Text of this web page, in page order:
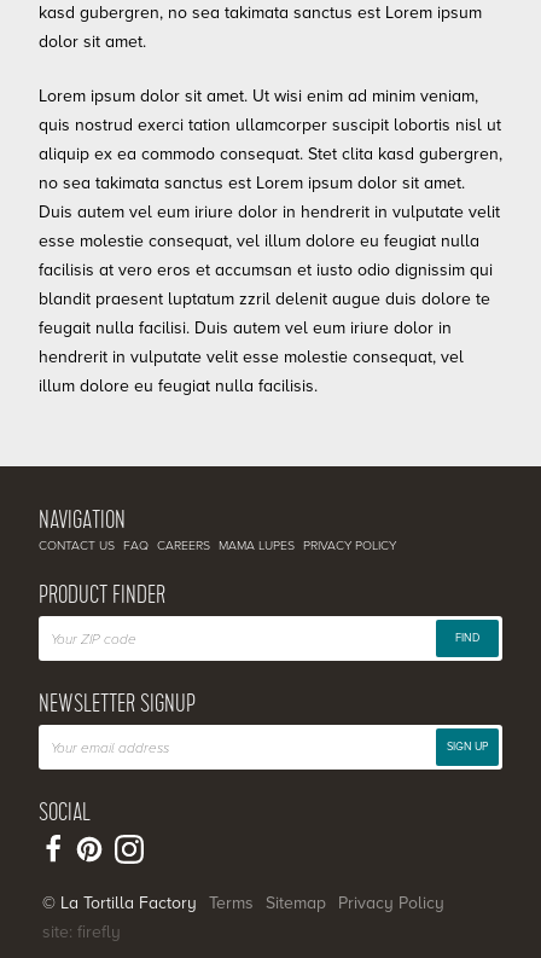
kasd gubergren, no sea takimata sanctus est Lorem ipsum
dolor sit amet.
Lorem ipsum dolor sit amet. Ut wisi enim ad minim veniam,
quis nostrud exerci tation ullamcorper suscipit lobortis nisl ut
aliquip ex ea commodo consequat. Stet clita kasd gubergren,
no sea takimata sanctus est Lorem ipsum dolor sit amet.
Duis autem vel eum iriure dolor in hendrerit in vulputate velit
esse molestie consequat, vel illum dolore eu feugiat nulla
facilisis at vero eros et accumsan et iusto odio dignissim qui
blandit praesent luptatum zzril delenit augue duis dolore te
feugait nulla facilisi. Duis autem vel eum iriure dolor in
hendrerit in vulputate velit esse molestie consequat, vel
illum dolore eu feugiat nulla facilisis.
NAVIGATION
CONTACT US FAQ CAREERS MAMA LUPES PRIVACY POLICY
PRODUCT FINDER
FIND
NEWSLETTER SIGNUP
SIGN UP
SOCIAL
© La Tortilla Factory Terms Sitemap
Privacy Policy
site: firefly